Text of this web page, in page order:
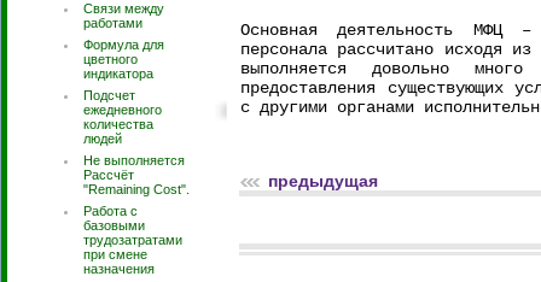
Связи между
работами
Формула для
цветного
индикатора
Подсчет
ежедневного
количества
людей
Не выполняется
Рассчёт
"Remaining Cost".
Работа с
базовыми
трудозатратами
при смене
назначения
Основная деятельность МФЦ
персонала рассчитано исходя
выполняется довольно
предоставления существующих
с другими органами
предыдущая